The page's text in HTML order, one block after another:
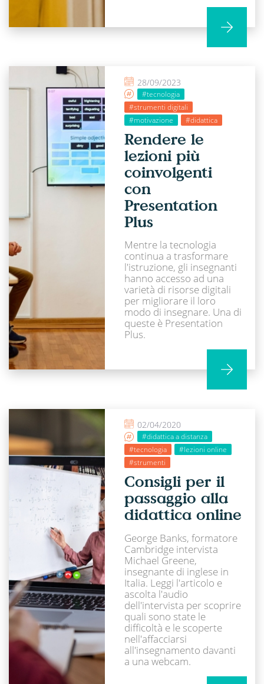
28/09/2023
#tecnologia
#strumenti digitali
#motivazione
#didattica
Rendere le
lezioni più
coinvolgenti
con
Presentation
Plus
Mentre la tecnologia
continua a trasformare
l'istruzione, gli insegnanti
hanno accesso ad una
varietà di risorse digitali
per migliorare il loro
modo di insegnare. Una di
queste è Presentation
Plus.
02/04/2020
#didattica a distanza
#tecnologia
#lezioni online
#strumenti
Consigli per il
passaggio alla
didattica online
George Banks, formatore
Cambridge intervista
Michael Greene,
insegnante di inglese in
Italia. Leggi l'articolo e
ascolta l'audio
dell'intervista per scoprire
quali sono state le
difficoltà e le scoperte
nell'affacciarsi
all'insegnamento davanti
a una webcam.